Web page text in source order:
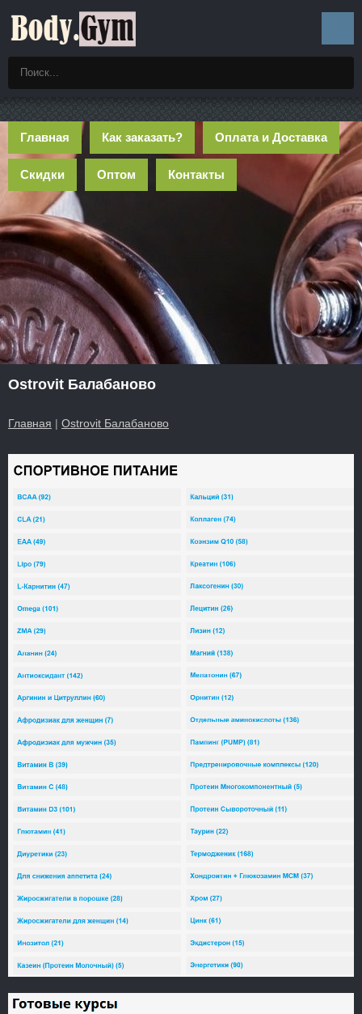
Главная Как заказать? Оплата и Доставка
Скидки Оптом Контакты
Ostrovit Балабаново
Главная | Ostrovit Балабаново